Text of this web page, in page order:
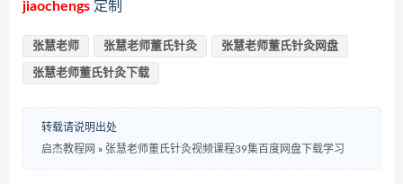
jiaochengs 定制
张慧老师 张慧老师董氏针灸 张慧老师董氏针灸网盘
张慧老师董氏针灸下载
转载请说明出处
启杰教程网 » 张慧老师董氏针灸视频课程39集百度网盘下载学习